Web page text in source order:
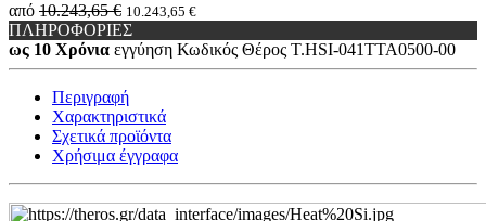
από 10.243,65 € 10.243,65 €
ΠΛΗΡΟΦΟΡΙΕΣ
ως 10 Χρόνια εγγύηση Κωδικός Θέρος Τ.HSI-041TTA0500-00
Περιγραφή
Χαρακτηριστικά
Σχετικά προϊόντα
Χρήσιμα έγγραφα